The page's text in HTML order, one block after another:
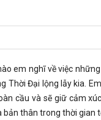
em nghĩ về việc
Thời Đại lộng lẫy kia.
cầu và sẽ giữ cảm
thân trong thời gian